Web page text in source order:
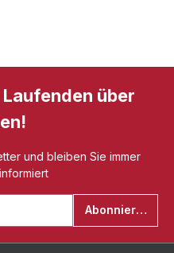
über
und bleiben Sie immer
Abonnieren